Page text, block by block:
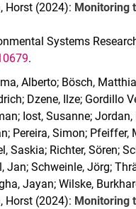
Horst (2024): Monitoring
Systems
.
Alberto; Bösch,
Dzene, Ilze; Gordillo
Iost, Susanne;
Pereira, Simon; Pfeiffer,
Saskia; Richter, Sören;
Jan; Schweinle, Jörg;
Jayan; Wilske,
Horst (2024): Monitoring